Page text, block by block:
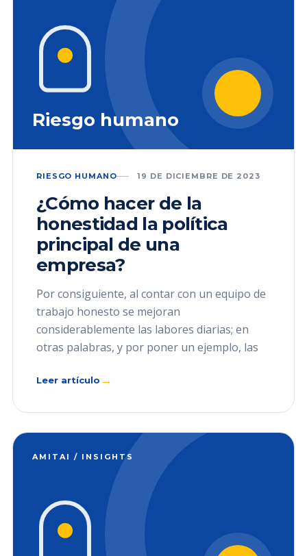
Riesgo humano
RIESGO HUMANO 19 DE DICIEMBRE DE 2023
¿Cómo hacer de la
honestidad la política
principal de una
empresa?
Por consiguiente, al contar con un equipo de
trabajo honesto se mejoran
considerablemente las labores diarias; en
otras palabras, y por poner un ejemplo, las
Leer artículo →
AMITAI / INSIGHTS